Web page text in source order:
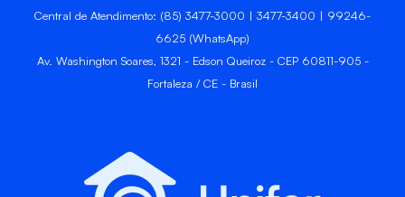
Central de Atendimento: (85) 3477-3000 | 3477-3400 | 99246-
6625 (WhatsApp)
Av. Washington Soares, 1321 - Edson Queiroz - CEP 60811-905 -
Fortaleza / CE - Brasil